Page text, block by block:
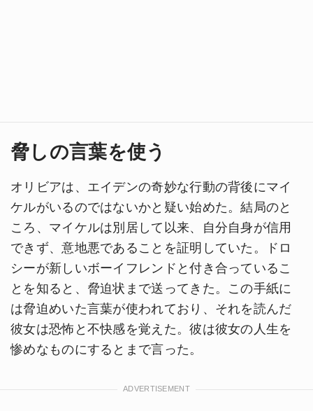
脅しの言葉を使う
オリビアは、エイデンの奇妙な行動の背後にマイ
ケルがいるのではないかと疑い始めた。結局のと
ころ、マイケルは別居して以来、自分自身が信用
できず、意地悪であることを証明していた。ドロ
シーが新しいボーイフレンドと付き合っているこ
とを知ると、脅迫状まで送ってきた。この手紙に
は脅迫めいた言葉が使われており、それを読んだ
彼女は恐怖と不快感を覚えた。彼は彼女の人生を
惨めなものにするとまで言った。